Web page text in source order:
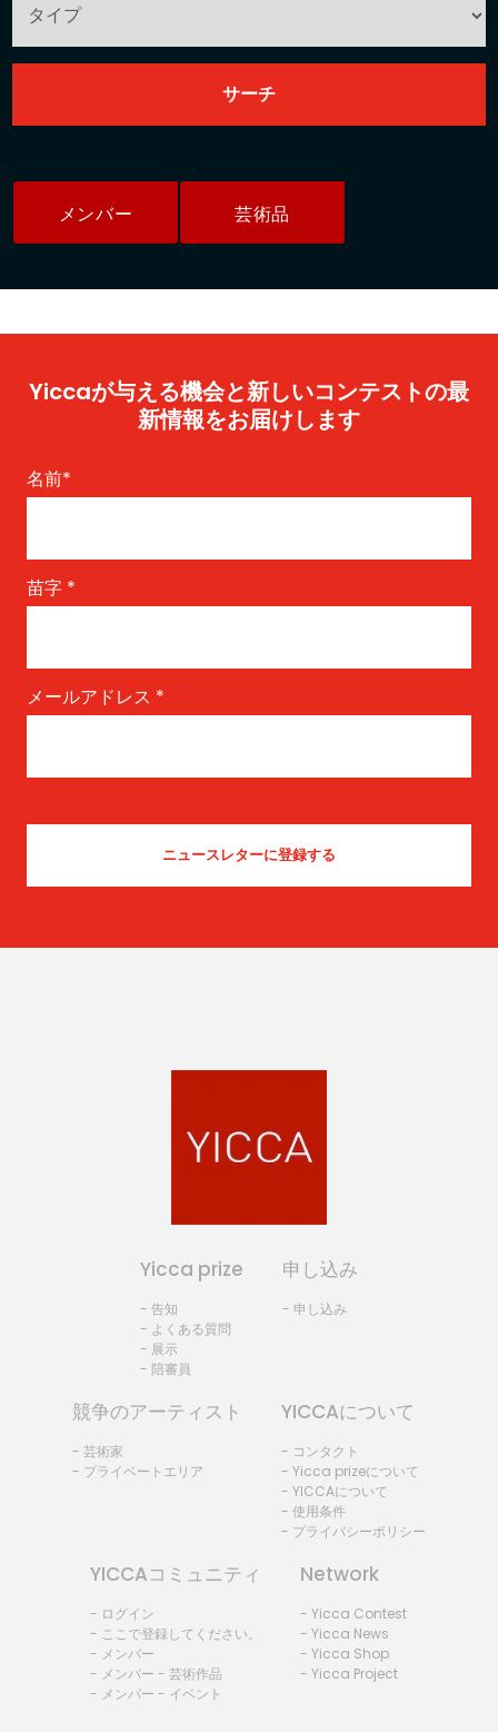
メンバー 芸術品
Yiccaが与える機会と新しいコンテストの最
新情報をお届けします
名前*
苗字 *
メールアドレス *
Yicca prize
- 告知
- よくある質問
- 展示
- 陪審員
申し込み
- 申し込み
競争のアーティスト
- 芸術家
- プライベートエリア
YICCAについて
- コンタクト
- Yicca prizeについて
- YICCAについて
- 使用条件
- プライバシーポリシー
YICCAコミュニティ
- ログイン
- ここで登録してください。
- メンバー
- メンバー - 芸術作品
- メンバー - イベント
Network
- Yicca Contest
- Yicca News
- Yicca Shop
- Yicca Project